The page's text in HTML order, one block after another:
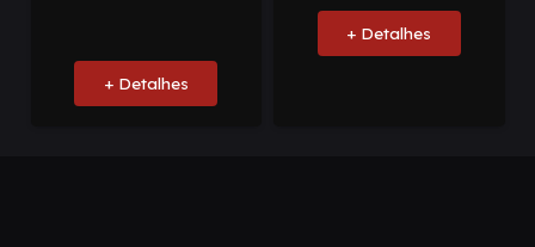
+ Detalhes
+ Detalhes